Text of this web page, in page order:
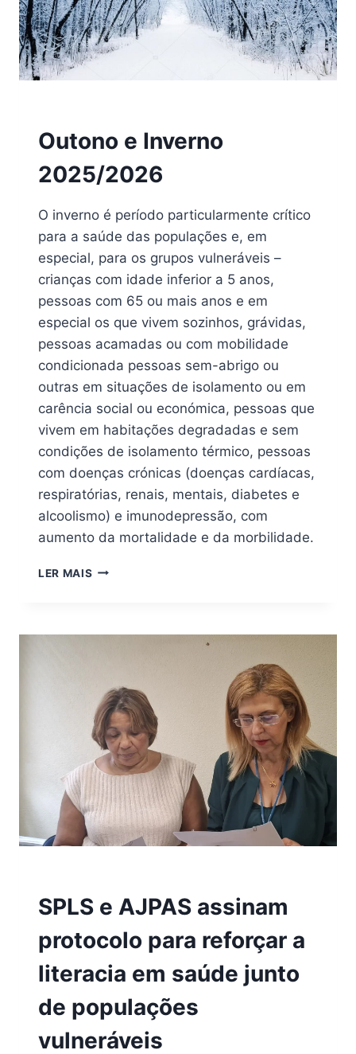
Outono e Inverno
2025/2026
O inverno é período particularmente crítico
para a saúde das populações e, em
especial, para os grupos vulneráveis –
crianças com idade inferior a 5 anos,
pessoas com 65 ou mais anos e em
especial os que vivem sozinhos, grávidas,
pessoas acamadas ou com mobilidade
condicionada pessoas sem-abrigo ou
outras em situações de isolamento ou em
carência social ou económica, pessoas que
vivem em habitações degradadas e sem
condições de isolamento térmico, pessoas
com doenças crónicas (doenças cardíacas,
respiratórias, renais, mentais, diabetes e
alcoolismo) e imunodepressão, com
aumento da mortalidade e da morbilidade.
LER MAIS
SPLS e AJPAS assinam
protocolo para reforçar a
literacia em saúde junto
de populações
vulneráveis